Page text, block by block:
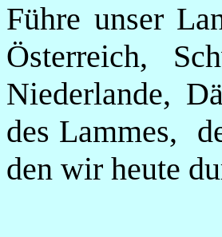
Führe unser
Österreich,
Niederlande,
des Lammes,
den wir heute